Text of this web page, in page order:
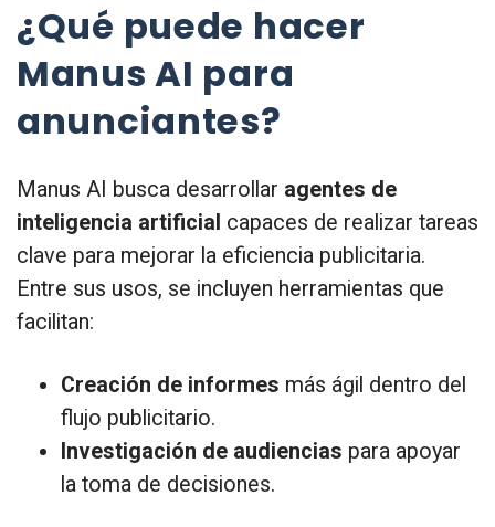
¿Qué puede hacer
Manus AI para
anunciantes?
Manus AI busca desarrollar agentes de
inteligencia artificial capaces de realizar tareas
clave para mejorar la eficiencia publicitaria.
Entre sus usos, se incluyen herramientas que
facilitan:
Creación de informes más ágil dentro del
flujo publicitario.
Investigación de audiencias para apoyar
la toma de decisiones.